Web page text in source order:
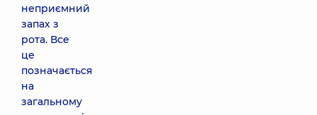
неприємний
запах з
рота. Все
це
позначається
на
загальному